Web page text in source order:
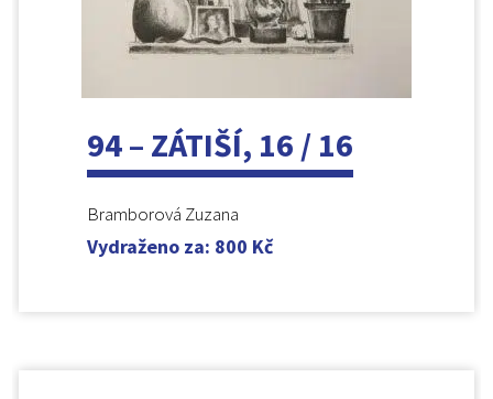
94 – ZÁTIŠÍ, 16 / 16
Bramborová Zuzana
Vydraženo za: 800 Kč